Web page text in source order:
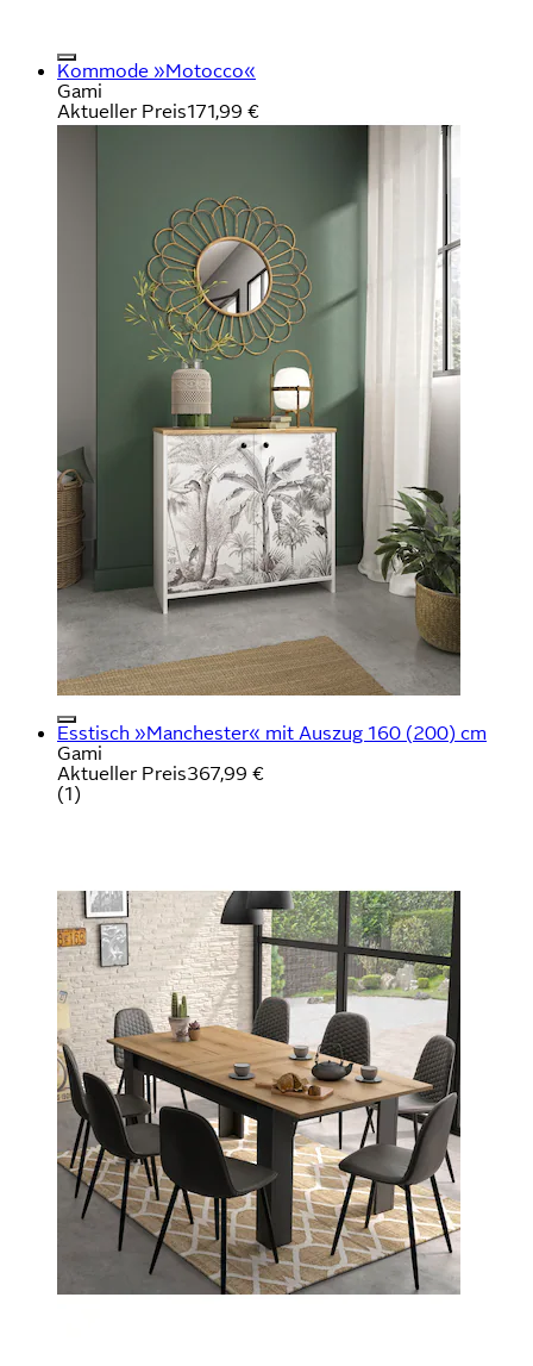
Kommode »Motocco«
Gami
Aktueller Preis171,99 €
Esstisch »Manchester« mit Auszug 160 (200) cm
Gami
Aktueller Preis367,99 €
(1)